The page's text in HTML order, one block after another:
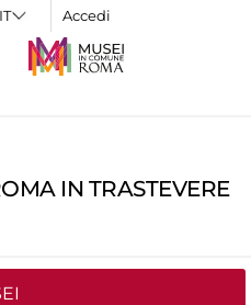
Accedi
IN TRASTEVERE